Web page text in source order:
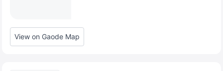
View on Gaode Map